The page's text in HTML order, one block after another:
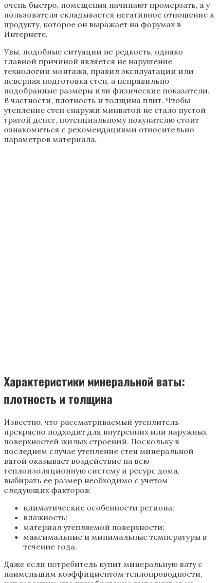
очень быстро, помещения начинают промерзать, а у
пользователя складывается негативное отношение к
продукту, которое он выражает на форумах в
Интернете.
Увы, подобные ситуации не редкость, однако
главной причиной является не нарушение
технологии монтажа, правил эксплуатации или
неверная подготовка стен, а неправильно
подобранные размеры или физические показатели.
В частности, плотность и толщина плит. Чтобы
утепление стен снаружи минватой не стало пустой
тратой денег, потенциальному покупателю стоит
ознакомиться с рекомендациями относительно
параметров материала.
нет гарантии, что приобретение выполнит свои
эффекта не стоит уделять внимание
рулонным утеплителям — они дешевле и,
как правило, сделаны из менее
качественных составляющих.
К тому же, толщина рулона составляет максимум 50
мм, чего может быть недостаточно при утеплении
наружных стен. Отдав предпочтение
минераловатным плитам больших размеров,
потребитель не прогадает.
Плотность указывает на вес утеплителя,
содержащийся в одном кубическом метре объема.
Чем показатель выше, тем больше стоимость
минваты. Данный факт обусловлен отличием
технологии производства одних плит от других.
Чтобы получить большую плотность, нужно
потратить много исходных материалов. Это, в свою